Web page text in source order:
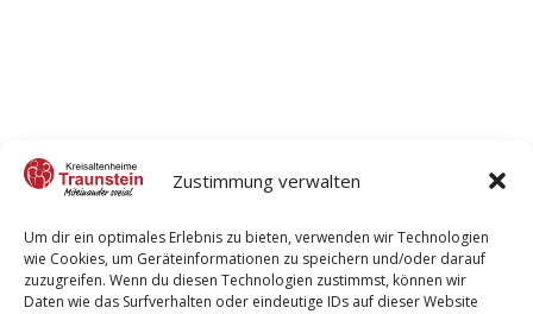
Zustimmung verwalten
Um dir ein optimales Erlebnis zu bieten, verwenden wir Technologien
wie Cookies, um Geräteinformationen zu speichern und/oder darauf
zuzugreifen. Wenn du diesen Technologien zustimmst, können wir
Daten wie das Surfverhalten oder eindeutige IDs auf dieser Website